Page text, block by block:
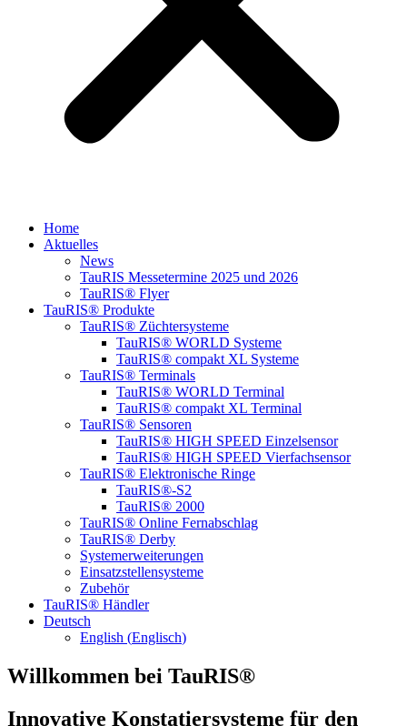
Home
Aktuelles
News
TauRIS Messetermine 2025 und 2026
TauRIS® Flyer
TauRIS® Produkte
TauRIS® Züchtersysteme
TauRIS® WORLD Systeme
TauRIS® compakt XL Systeme
TauRIS® Terminals
TauRIS® WORLD Terminal
TauRIS® compakt XL Terminal
TauRIS® Sensoren
TauRIS® HIGH SPEED Einzelsensor
TauRIS® HIGH SPEED Vierfachsensor
TauRIS® Elektronische Ringe
TauRIS®-S2
TauRIS® 2000
TauRIS® Online Fernabschlag
TauRIS® Derby
Systemerweiterungen
Einsatzstellensysteme
Zubehör
TauRIS® Händler
Deutsch
English (Englisch)
Willkommen bei TauRIS®
Innovative Konstatiersysteme für den